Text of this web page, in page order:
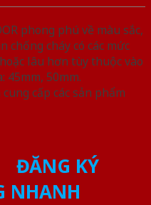
phong phú về màu sắc,
chống cháy có các mức
lâu hơn tùy thuộc vào
45mm, 50mm.
cấp các sản phẩm
ĐĂNG KÝ
NHANH